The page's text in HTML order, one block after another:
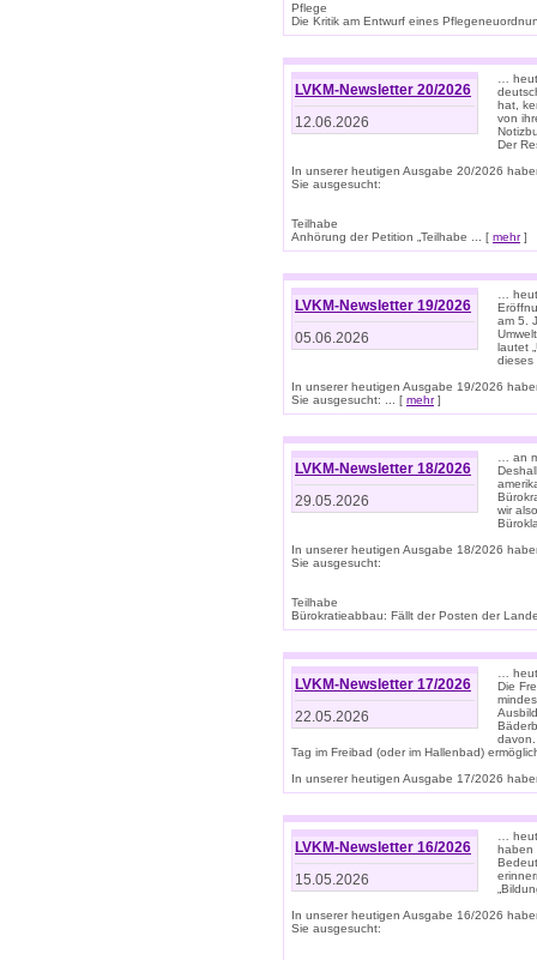
Pflege
Die Kritik am Entwurf eines
LVKM-Newsletter 20/2026
12.06.2026
…
hat,
von
Der
In unserer heutigen Ausgabe 20/2026
Sie ausgesucht:
Teilhabe
Anhörung der Petition „Teilhabe ... [ mehr]
LVKM-Newsletter 19/2026
05.06.2026
…
am 5.
lautet
dieses
In unserer heutigen Ausgabe 19/2026
Sie ausgesucht: ... [ mehr]
LVKM-Newsletter 18/2026
29.05.2026
… an
wir
In unserer heutigen Ausgabe 18/2026
Sie ausgesucht:
Teilhabe
Bürokratieabbau: Fällt der Posten der
LVKM-Newsletter 17/2026
22.05.2026
…
Die
davon.
Tag im Freibad (oder im Hallenbad)
In unserer heutigen Ausgabe 17/2026
LVKM-Newsletter 16/2026
15.05.2026
…
haben
In unserer heutigen Ausgabe 16/2026
Sie ausgesucht: